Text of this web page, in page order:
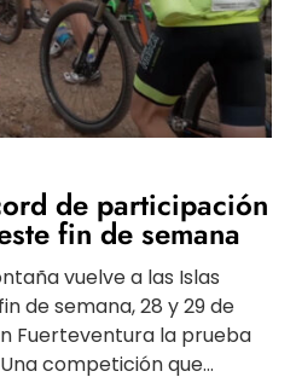
de participación
fin de semana
vuelve a las Islas
de semana, 28 y 29 de
Fuerteventura la prueba
competición que...